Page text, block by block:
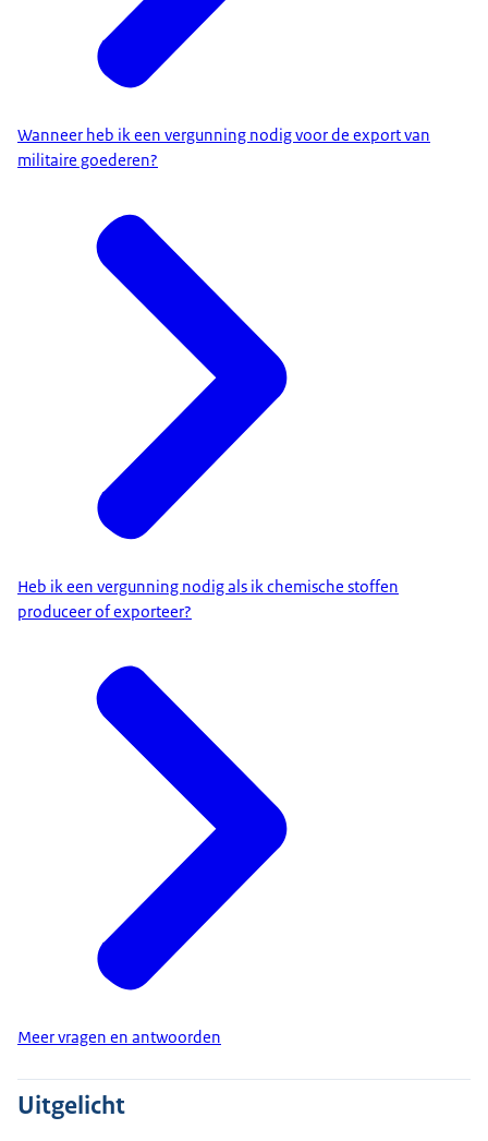
Wanneer heb ik een vergunning nodig voor de export van
militaire goederen?
Heb ik een vergunning nodig als ik chemische stoffen
produceer of exporteer?
Meer vragen en antwoorden
Uitgelicht